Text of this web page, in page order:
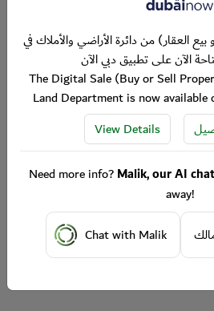
العقار) من دائرة الأراضي والأملاك في
الآن على تطبيق دبي الآن
The Digital Sale (Buy or Sell
Land Department is now
View Details
Need more info?Malik, our AI
away!
Chat with Malik